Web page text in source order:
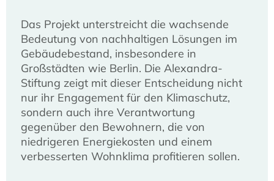
Das Projekt unterstreicht die wachsende
Bedeutung von nachhaltigen Lösungen im
Gebäudebestand, insbesondere in
Großstädten wie Berlin. Die Alexandra-
Stiftung zeigt mit dieser Entscheidung nicht
nur ihr Engagement für den Klimaschutz,
sondern auch ihre Verantwortung
gegenüber den Bewohnern, die von
niedrigeren Energiekosten und einem
verbesserten Wohnklima profitieren sollen.